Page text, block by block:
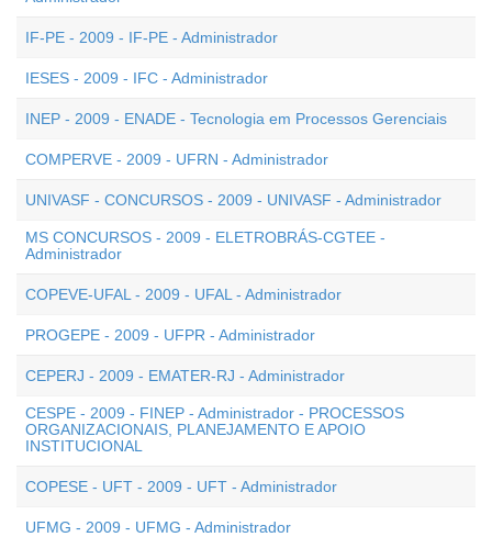
IF-PE - 2009 - IF-PE - Administrador
IESES - 2009 - IFC - Administrador
INEP - 2009 - ENADE - Tecnologia em Processos Gerenciais
COMPERVE - 2009 - UFRN - Administrador
UNIVASF - CONCURSOS - 2009 - UNIVASF - Administrador
MS CONCURSOS - 2009 - ELETROBRÁS-CGTEE -
Administrador
COPEVE-UFAL - 2009 - UFAL - Administrador
PROGEPE - 2009 - UFPR - Administrador
CEPERJ - 2009 - EMATER-RJ - Administrador
CESPE - 2009 - FINEP - Administrador - PROCESSOS
ORGANIZACIONAIS, PLANEJAMENTO E APOIO
INSTITUCIONAL
COPESE - UFT - 2009 - UFT - Administrador
UFMG - 2009 - UFMG - Administrador